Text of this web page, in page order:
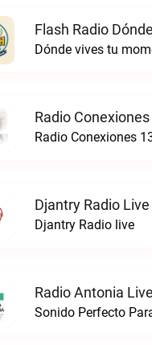
Flash Radio
Dónde vives tu
Radio
Radio Conexiones
Djantry Radio Live
Djantry Radio live
Radio Antonia Live
Sonido Perfecto